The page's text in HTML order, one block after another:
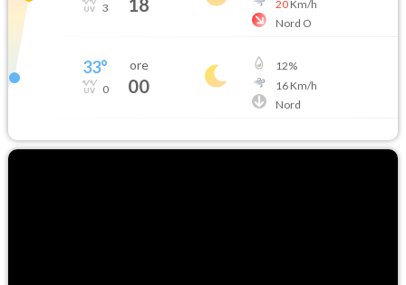
3 18
20Km/h
Nord O
33°
0
ore
00
12%
16Km/h
Nord